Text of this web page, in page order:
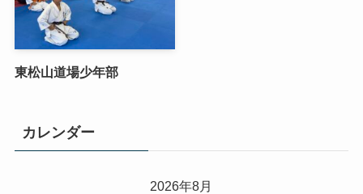
東松山道場少年部
カレンダー
2026年8月